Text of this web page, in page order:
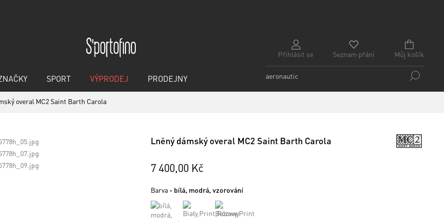
Přihlásit se Můj košík
Seznam přání
SPORT VÝPRODEJ PRODEJNY
overal MC2 Saint Barth Carola
Lněný dámský overal MC2 Saint Barth Carola
7 400,00 Kč
Barva - bílá, modrá, vzorování